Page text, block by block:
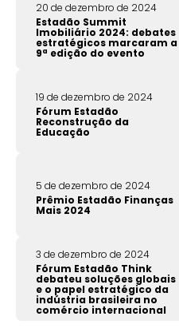
20 de dezembro de 2024
Estadão Summit
Imobiliário 2024: debates
estratégicos marcaram a
9ª edição do evento
19 de dezembro de 2024
Fórum Estadão
Reconstrução da
Educação
5 de dezembro de 2024
Prêmio Estadão Finanças
Mais 2024
3 de dezembro de 2024
Fórum Estadão Think
debateu soluções globais
e o papel estratégico da
indústria brasileira no
comércio internacional